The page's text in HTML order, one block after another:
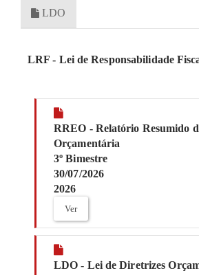
LDO
LRF - Lei de Responsabilidade
RREO - Relatório Resumido
Orçamentária
3º Bimestre
30/07/2026
2026
Ver
LDO - Lei de Diretrizes